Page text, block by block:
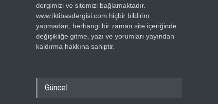
dergimizi ve sitemizi bağlamaktadır.
www.iktibasdergisi.com hiçbir bildirim
yapmadan, herhangi bir zaman site içeriğinde
değişikliğe gitme, yazı ve yorumları yayından
kaldırma hakkına sahiptir.
Güncel